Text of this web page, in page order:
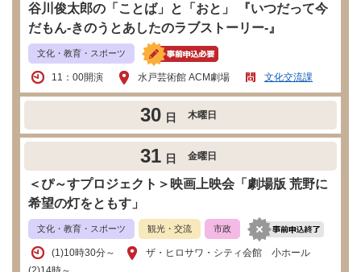
谷川俊太郎の「ことば」と「おと」 『いつだって今
だもん-きのうとあしたのラブストーリー-』
文化・教育・スポーツ
11：00開演 水戸芸術館 ACM劇場 文化交流課
30 日 木曜日
31 日 金曜日
＜ぴ～すプロジェクト＞映画上映会「劇場版 荒野に
希望の灯をともす」
文化・教育・スポーツ 観光・交流 市政
​(1)10時30分～
ザ・ヒロサワ・シティ会館 小ホール